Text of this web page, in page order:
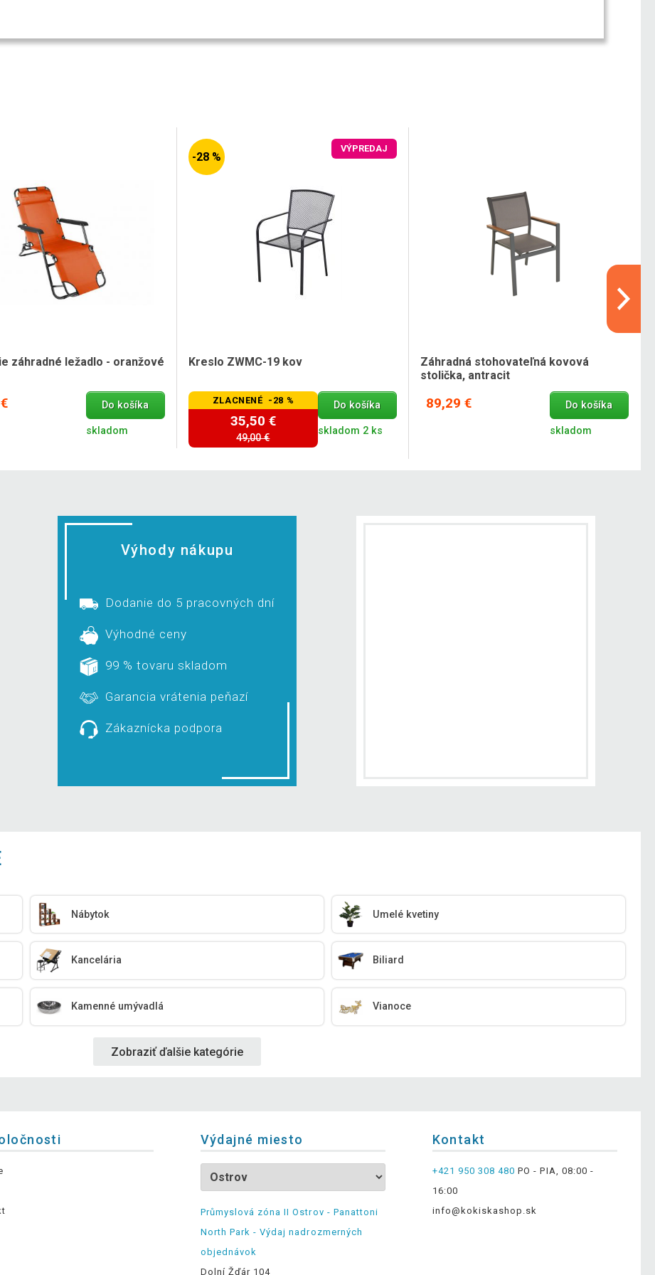
záhradné ležadlo - oranžové
Do košíka
skladom
-28 %
VÝPREDAJ
Kreslo ZWMC-19 kov
ZLACNENÉ -28 %
35,50 €
49,00 €
Do košíka
skladom 2 ks
Záhradná stohovateľná kovová
stolička, antracit
89,29 € Do košíka
skladom
Výhody nákupu
Dodanie do 5 pracovných dní
Výhodné ceny
99 % tovaru skladom
Garancia vrátenia peňazí
Zákaznícka podpora
Nábytok Umelé kvetiny
Kancelária Biliard
Kamenné umývadlá Vianoce
Zobraziť ďalšie kategórie
Výdajné miesto
Průmyslová zóna II Ostrov - Panattoni
North Park - Výdaj nadrozmerných
objednávok
Dolní Žďár 104
Kontakt
+421 950 308 480 PO - PIA, 08:00 -
16:00
info@kokiskashop.sk